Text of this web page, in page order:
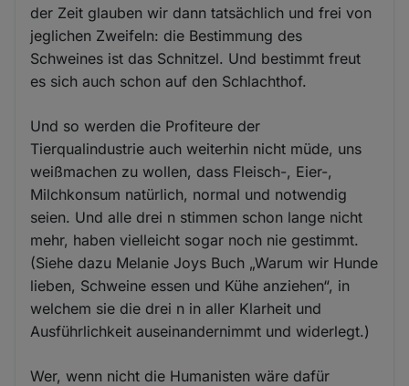
der Zeit glauben wir dann tatsächlich und frei von
jeglichen Zweifeln: die Bestimmung des
Schweines ist das Schnitzel. Und bestimmt freut
es sich auch schon auf den Schlachthof.
Und so werden die Profiteure der
Tierqualindustrie auch weiterhin nicht müde, uns
weißmachen zu wollen, dass Fleisch-, Eier-,
Milchkonsum natürlich, normal und notwendig
seien. Und alle drei n stimmen schon lange nicht
mehr, haben vielleicht sogar noch nie gestimmt.
(Siehe dazu Melanie Joys Buch „Warum wir Hunde
lieben, Schweine essen und Kühe anziehen“, in
welchem sie die drei n in aller Klarheit und
Ausführlichkeit auseinandernimmt und widerlegt.)
Wer, wenn nicht die Humanisten wäre dafür